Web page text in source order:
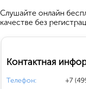
Cлушайте онлайн
качестве без
Контактная
Телефон:
+7